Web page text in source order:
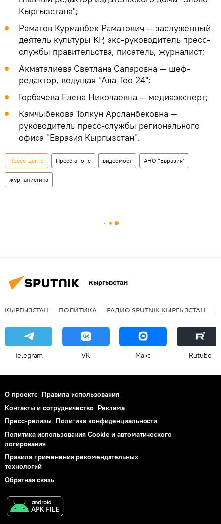
Кыргызстана";
Раматов Курманбек Раматович — заслуженный
деятель культуры КР, экс-руководитель пресс-
службы правительства, писатель, журналист;
Акматалиева Светлана Сапаровна — шеф-
редактор, ведущая "Ала-Тоо 24";
Горбачева Елена Николаевна — медиаэксперт;
Камчыбекова Толкун Арсланбековна —
руководитель пресс-службы регионального
офиса "Евразия Кыргызстан".
Пресс-центр Пресс-анонс видеомост АНО "Евразия"
журналистика
Кыргызстан
КЫРГЫЗСТАН ПОЛИТИКА РАДИО SPUTNIK КЫРГЫЗСТАН
Telegram VK Макс Rutube
О проекте Правила использования
Контакты и сотрудничество Реклама
Пресс-релизы Политика конфиденциальности
Политика использования Cookie и автоматического
логирования
Правила применения рекомендательных
технологий
Обратная связь